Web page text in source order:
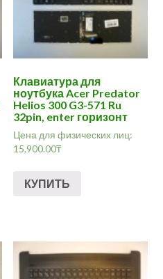
Клавиатура для
ноутбука Acer Predator
Helios 300 G3-571 Ru
32pin, enter горизонт
Цена для физических лиц:
15,900.00₸
КУПИТЬ